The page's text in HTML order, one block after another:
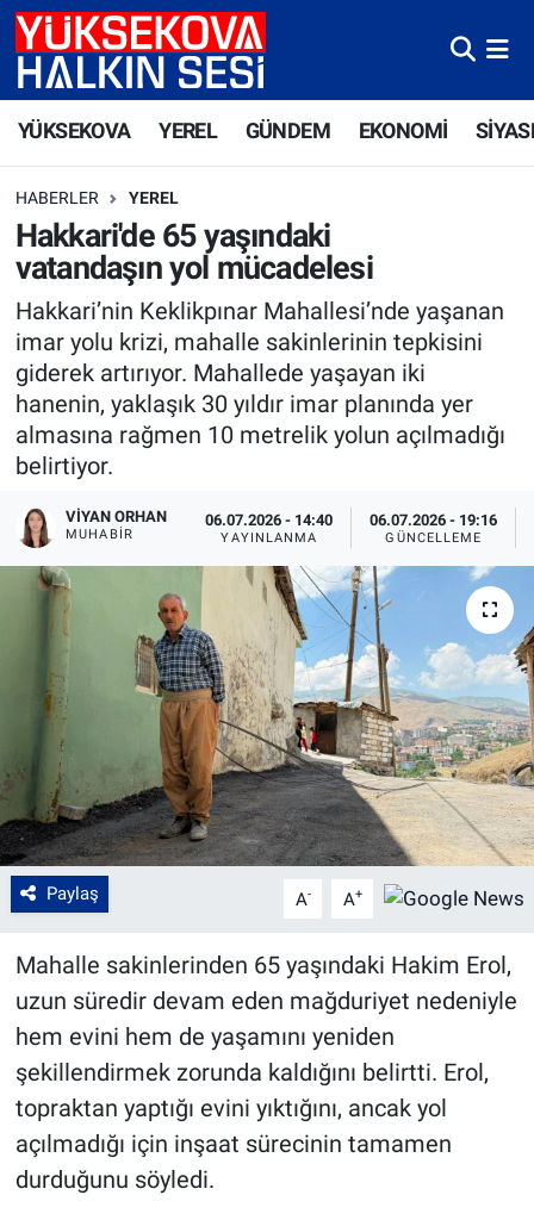
YÜKSEKOVA YEREL GÜNDEM EKONOMİ
HABERLER YEREL
Hakkari'de 65 yaşındaki
vatandaşın yol mücadelesi
Hakkari’nin Keklikpınar Mahallesi’nde yaşanan
imar yolu krizi, mahalle sakinlerinin tepkisini
giderek artırıyor. Mahallede yaşayan iki
hanenin, yaklaşık 30 yıldır imar planında yer
almasına rağmen 10 metrelik yolun açılmadığı
belirtiyor.
VIYAN ORHAN
MUHABIR
06.07.2026 - 14:40
YAYINLANMA
06.07.2026 - 19:16
GÜNCELLEME
Paylaş A- A+
Mahalle sakinlerinden 65 yaşındaki Hakim Erol,
uzun süredir devam eden mağduriyet nedeniyle
hem evini hem de yaşamını yeniden
şekillendirmek zorunda kaldığını belirtti. Erol,
topraktan yaptığı evini yıktığını, ancak yol
açılmadığı için inşaat sürecinin tamamen
durduğunu söyledi.
Yüksekova Nöbetçi Eczaneler
Süper Lig Puan Durumu ve Fikstür
Tüm Manşetler
Son Dakika Haberleri
Haber Arşivi